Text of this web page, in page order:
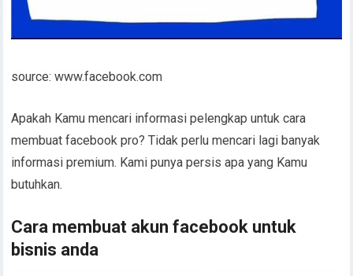
source: www.facebook.com
Apakah Kamu mencari informasi pelengkap untuk cara
membuat facebook pro? Tidak perlu mencari lagi banyak
informasi premium. Kami punya persis apa yang Kamu
butuhkan.
Cara membuat akun facebook untuk
bisnis anda